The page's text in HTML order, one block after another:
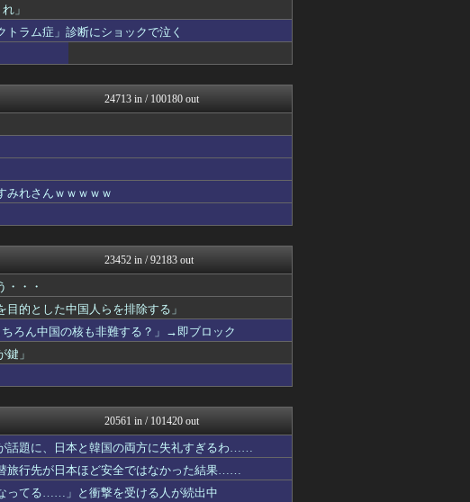
るら...
ポッカキット
軍事・ミリタリー速報☆彡
ポリー速報
い...
哲学ニュースnwk
な...
まとめCUP
離...
NEWSまとめもりー｜2c...
がるおんちゃんねる
mashlife通信
w...
国人...
おーるじゃんる
と韓...
U-1 NEWS.
かせまと！
る...
トレンドの通り道
鷹速@ホークスまとめブログ
なんJ PRIDE
あじあニュースちゃんねる
ぽき...
修羅場ライフ速報
資格ちゃんねる
」
トラム症」診断にショックで泣く
24713 in / 100180 out
みれさんｗｗｗｗｗ
23452 in / 92183 out
・・・
的とした中国人らを排除する」
ろん中国の核も非難する？」→即ブロック
」
20561 in / 101420 out
話題に、日本と韓国の両方に失礼すぎるわ……
旅行先が日本ほど安全ではなかった結果……
ってる……」と衝撃を受ける人が続出中